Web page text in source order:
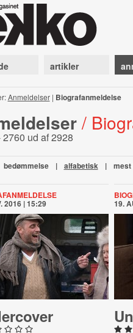
artikler
Anmeldelser| Biografanmeldelse
/
2760 ud af 2928
bedømmelse | alfabetisk |
2016 | 15:29 19.